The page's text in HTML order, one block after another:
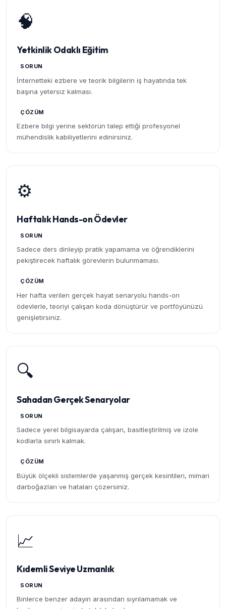
🧠
Yetkinlik Odaklı Eğitim
SORUN
İnternetteki ezbere ve teorik bilgilerin iş hayatında tek
başına yetersiz kalması.
ÇÖZÜM
Ezbere bilgi yerine sektörün talep ettiği profesyonel
mühendislik kabiliyetlerini edinirsiniz.
⚙️
Haftalık Hands-on Ödevler
SORUN
Sadece ders dinleyip pratik yapamama ve öğrendiklerini
pekiştirecek haftalık görevlerin bulunmaması.
ÇÖZÜM
Her hafta verilen gerçek hayat senaryolu hands-on
ödevlerle, teoriyi çalışan koda dönüştürür ve portföyünüzü
genişletirsiniz.
🔍
Sahadan Gerçek Senaryolar
SORUN
Sadece yerel bilgisayarda çalışan, basitleştirilmiş ve izole
kodlarla sınırlı kalmak.
ÇÖZÜM
Büyük ölçekli sistemlerde yaşanmış gerçek kesintileri, mimari
darboğazları ve hataları çözersiniz.
📈
Kıdemli Seviye Uzmanlık
SORUN
Binlerce benzer adayın arasından sıyrılamamak ve